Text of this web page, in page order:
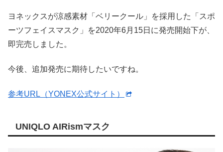
ヨネックスが涼感素材「ベリークール」を採用した「スポ
ーツフェイスマスク」を2020年6月15日に発売開始下が、
即完売しました。
今後、追加発売に期待したいですね。
参考URL（YONEX公式サイト）
UNIQLO AIRismマスク